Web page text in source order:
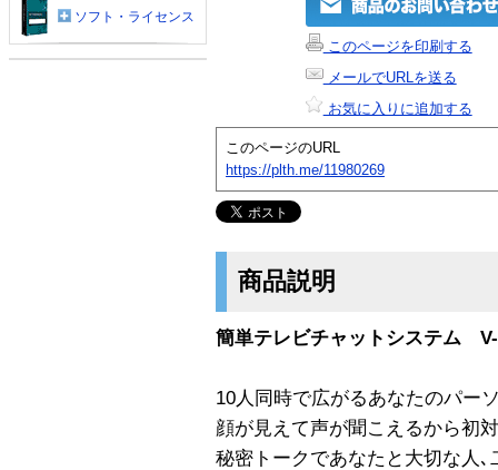
このページを印刷する
メールでURLを送る
お気に入りに追加する
このページのURL
https://plth.me/11980269
商品説明
簡単テレビチャットシステム
10人同時で広がるあなたのパー
顔が見えて声が聞こえるから初
秘密トークであなたと大切な人
ソフト・ライセンス